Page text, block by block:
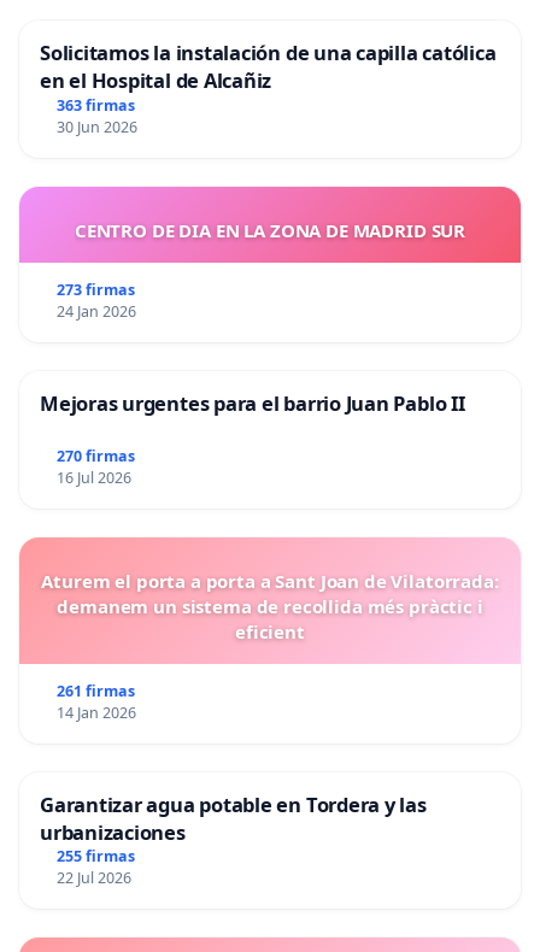
Solicitamos la instalación de una capilla católica
en el Hospital de Alcañiz
363 firmas
30 Jun 2026
CENTRO DE DIA EN LA ZONA DE MADRID SUR
273 firmas
24 Jan 2026
Mejoras urgentes para el barrio Juan Pablo II
270 firmas
16 Jul 2026
Aturem el porta a porta a Sant Joan de Vilatorrada:
demanem un sistema de recollida més pràctic i
eficient
261 firmas
14 Jan 2026
Garantizar agua potable en Tordera y las
urbanizaciones
255 firmas
22 Jul 2026